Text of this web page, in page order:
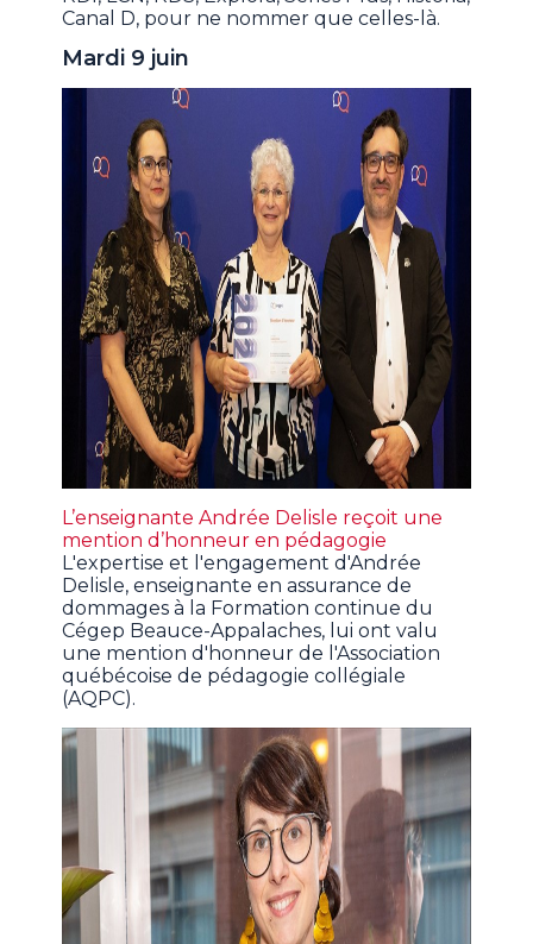
Canal D, pour ne nommer que celles-là.
Mardi 9 juin
L’enseignante Andrée Delisle reçoit une
mention d’honneur en pédagogie
L'expertise et l'engagement d'Andrée
Delisle, enseignante en assurance de
dommages à la Formation continue du
Cégep Beauce-Appalaches, lui ont valu
une mention d'honneur de l'Association
québécoise de pédagogie collégiale
(AQPC).